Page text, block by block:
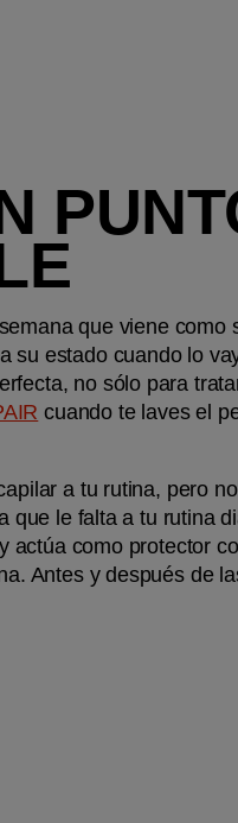
que viene
su estado cuando lo
no sólo para
cuando te laves el
a tu rutina, pero
que le falta a tu rutina
actúa como protector
Antes y después de